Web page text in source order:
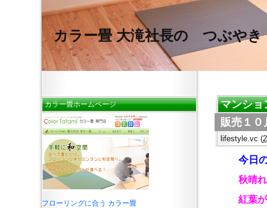
カラー畳 大滝社長の つぶやき
マンショ
販売１０
lifestyle.vc (
今日
秋晴
紅葉
カラー畳ホームページ
フローリングに合う カラー畳